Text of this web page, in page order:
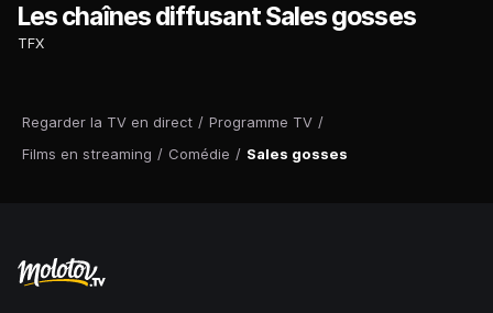
Regarder la TV en direct / Programme TV /
Films en streaming / Comédie / Sales gosses
Les chaînes diffusant Sales gosses
TFX